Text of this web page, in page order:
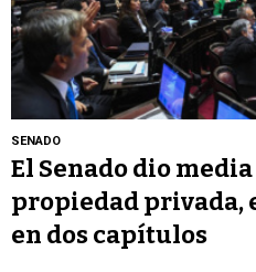
SENADO
El Senado dio
propiedad privada,
en dos capítulos